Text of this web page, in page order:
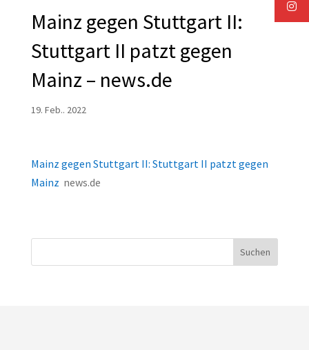
Mainz gegen Stuttgart II:
Stuttgart II patzt gegen
Mainz – news.de
19. Feb.. 2022
Mainz gegen Stuttgart II: Stuttgart II patzt gegen
Mainz news.de
Suchen